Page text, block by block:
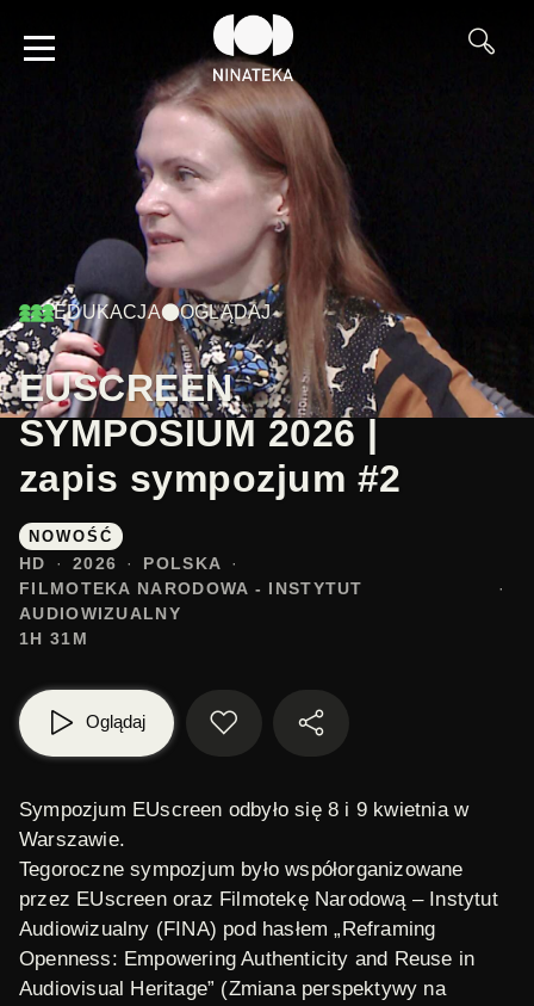
EDUKACJA OGLĄDAJ
EUSCREEN
SYMPOSIUM 2026 |
zapis sympozjum #2
NOWOŚĆ
HD 2026
POLSKA
FILMOTEKA NARODOWA - INSTYTUT
AUDIOWIZUALNY
1H 31M
Oglądaj
Sympozjum EUscreen odbyło się 8 i 9 kwietnia w
Warszawie.
Tegoroczne sympozjum było współorganizowane
przez EUscreen oraz Filmotekę Narodową – Instytut
Audiowizualny (FINA) pod hasłem „Reframing
Openness: Empowering Authenticity and Reuse in
Audiovisual Heritage” (Zmiana perspektywy na